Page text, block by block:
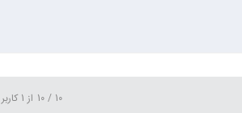
10 / 10 از 1 کاربر